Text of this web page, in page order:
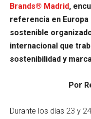
Brands® Madrid,
referencia en
sostenible
internacional que
sostenibilidad y
Por
Durante los días 23 y